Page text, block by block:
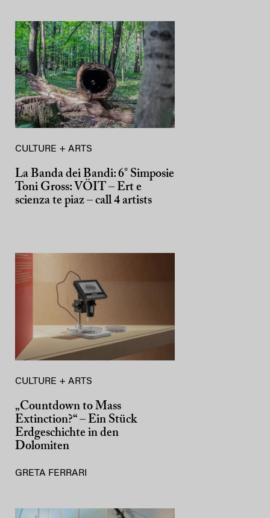
CULTURE + ARTS
La Banda dei Bandi: 6° Simposie
Toni Gross: VÖIT – Ert e
scienza te piaz – call 4 artists
CULTURE + ARTS
„Countdown to Mass
Extinction?“ – Ein Stück
Erdgeschichte in den
Dolomiten
GRETA FERRARI